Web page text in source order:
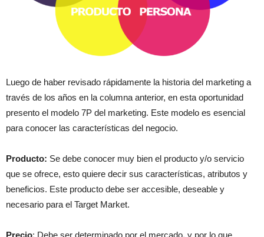
Luego de haber revisado rápidamente la historia del marketing a
través de los años en la columna anterior, en esta oportunidad
presento el modelo 7P del marketing. Este modelo es esencial
para conocer las características del negocio.
Producto: Se debe conocer muy bien el producto y/o servicio
que se ofrece, esto quiere decir sus características, atributos y
beneficios. Este producto debe ser accesible, deseable y
necesario para el Target Market.
Precio: Debe ser determinado por el mercado, y por lo que